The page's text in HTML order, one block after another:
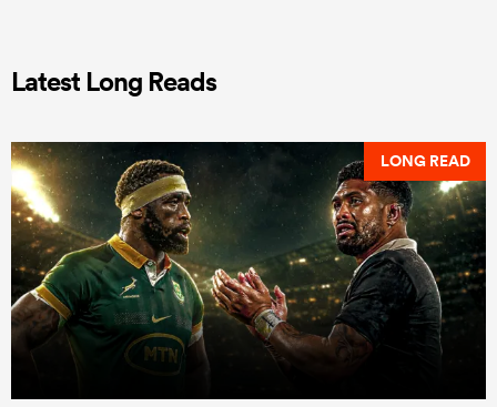
Latest Long Reads
LONG READ